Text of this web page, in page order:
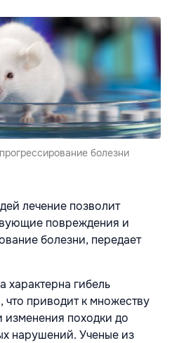
болезни
лечение позволит
повреждения и
болезни, передает
характерна гибель
приводит к множеству
походки до
нарушений. Ученые из